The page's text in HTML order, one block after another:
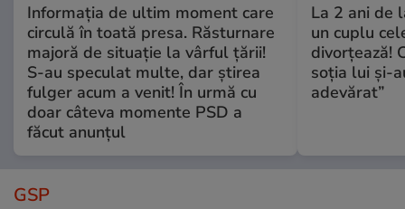
Informația de ultim moment care
circulă în toată presa. Răsturnare
majoră de situație la vârful țării!
S-au speculat multe, dar știrea
fulger acum a venit! În urmă cu
doar câteva momente PSD a
făcut anunțul
La 2 ani de
un cuplu
divorțează!
soția lui și-
adevărat”
GSP